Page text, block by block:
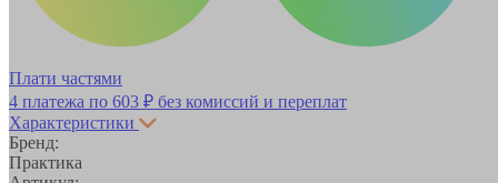
Плати частями
4 платежа по 603 ₽ без комиссий и переплат
Характеристики
Бренд:
Практика